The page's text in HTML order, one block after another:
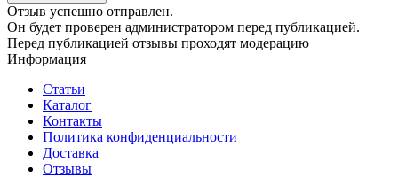
Отзыв успешно отправлен.
Он будет проверен администратором перед публикацией.
Перед публикацией отзывы проходят модерацию
Информация
Статьи
Каталог
Контакты
Политика конфиденциальности
Доставка
Отзывы